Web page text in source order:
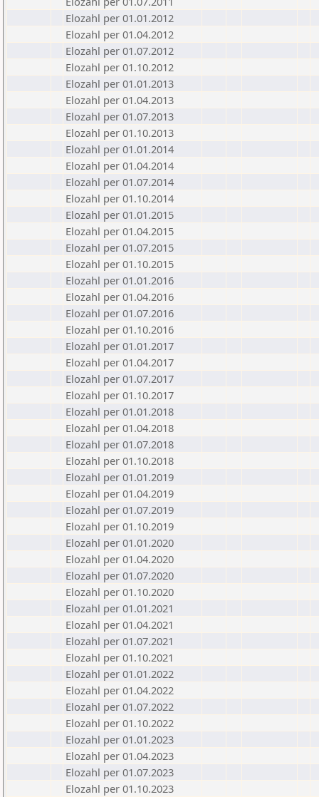
Elozahl per 01.01.2012
Elozahl per 01.04.2012
Elozahl per 01.07.2012
Elozahl per 01.10.2012
Elozahl per 01.01.2013
Elozahl per 01.04.2013
Elozahl per 01.07.2013
Elozahl per 01.10.2013
Elozahl per 01.01.2014
Elozahl per 01.04.2014
Elozahl per 01.07.2014
Elozahl per 01.10.2014
Elozahl per 01.01.2015
Elozahl per 01.04.2015
Elozahl per 01.07.2015
Elozahl per 01.10.2015
Elozahl per 01.01.2016
Elozahl per 01.04.2016
Elozahl per 01.07.2016
Elozahl per 01.10.2016
Elozahl per 01.01.2017
Elozahl per 01.04.2017
Elozahl per 01.07.2017
Elozahl per 01.10.2017
Elozahl per 01.01.2018
Elozahl per 01.04.2018
Elozahl per 01.07.2018
Elozahl per 01.10.2018
Elozahl per 01.01.2019
Elozahl per 01.04.2019
Elozahl per 01.07.2019
Elozahl per 01.10.2019
Elozahl per 01.01.2020
Elozahl per 01.04.2020
Elozahl per 01.07.2020
Elozahl per 01.10.2020
Elozahl per 01.01.2021
Elozahl per 01.04.2021
Elozahl per 01.07.2021
Elozahl per 01.10.2021
Elozahl per 01.01.2022
Elozahl per 01.04.2022
Elozahl per 01.07.2022
Elozahl per 01.10.2022
Elozahl per 01.01.2023
Elozahl per 01.04.2023
Elozahl per 01.07.2023
Elozahl per 01.10.2023